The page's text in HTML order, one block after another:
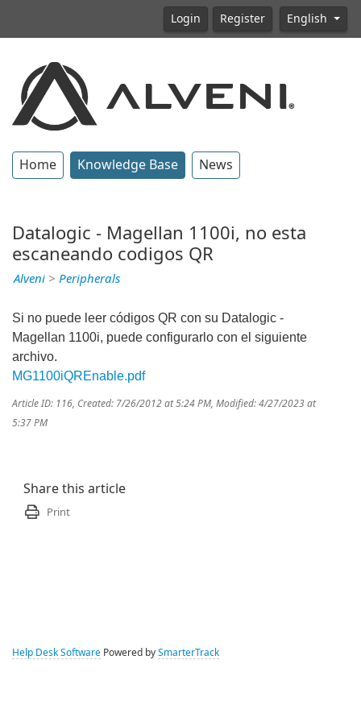
Login Register English
Home Knowledge Base News
Datalogic - Magellan 1100i, no esta
escaneando codigos QR
Alveni > Peripherals
Si no puede leer códigos QR con su Datalogic -
Magellan 1100i, puede configurarlo con el siguiente
archivo.
MG1100iQREnable.pdf
Article ID: 116, Created: 7/26/2012 at 5:24 PM, Modified: 4/27/2023 at
5:37 PM
Share this article
Print
Help Desk Software Powered by SmarterTrack